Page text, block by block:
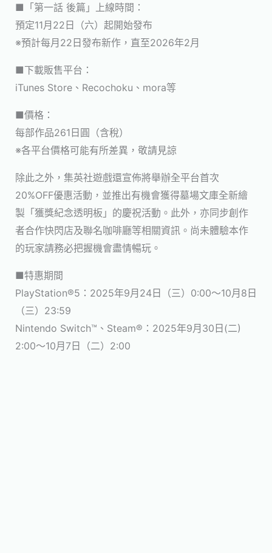
■「第一話 後篇」上線時間：
預定11月22日（六）起開始發布
※預計每月22日發布新作，直至2026年2月
■下載販售平台：
iTunes Store、Recochoku、mora等
■價格：
每部作品261日圓（含稅）
※各平台價格可能有所差異，敬請見諒
除此之外，集英社遊戲還宣佈將舉辦全平台首次
20%OFF優惠活動，並推出有機會獲得墓場文庫全新繪
製「獲獎紀念透明板」的慶祝活動。此外，亦同步創作
者合作快閃店及聯名咖啡廳等相關資訊。尚未體驗本作
的玩家請務必把握機會盡情暢玩。
■特惠期間
PlayStation®5：2025年9月24日（三）0:00～10月8日
（三）23:59
Nintendo Switch™、Steam®：2025年9月30日(二)
2:00～10月7日（二）2:00